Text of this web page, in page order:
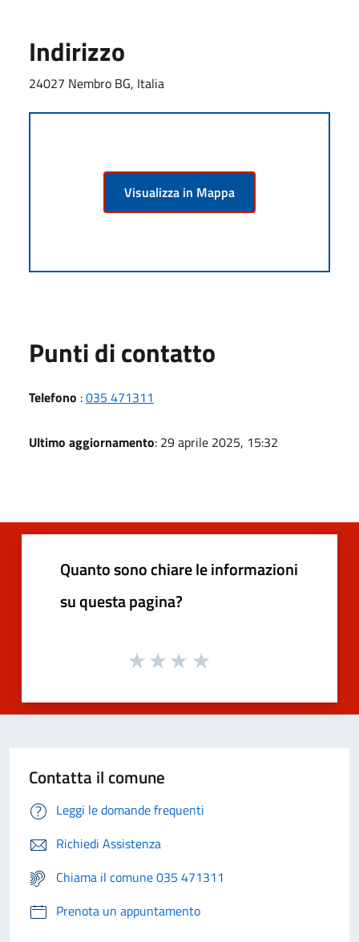
Indirizzo
24027 Nembro BG, Italia
Visualizza in Mappa
Punti di contatto
Telefono :035 471311
Ultimo aggiornamento: 29 aprile 2025, 15:32
Quanto sono chiare le informazioni
su questa pagina?
Contatta il comune
Leggi le domande frequenti
Richiedi Assistenza
Chiama il comune 035 471311
Prenota un appuntamento